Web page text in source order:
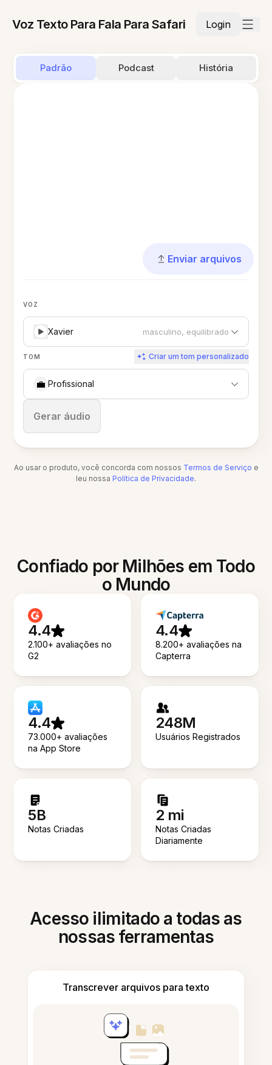
Voz Texto Para Fala Para Safari Login
Padrão Podcast História
Enviar arquivos
VOZ
Xavier masculino, equilibrado
TOM Criar um tom personalizado
💼 Profissional
Gerar áudio
Parar
Ao usar o produto, você concorda com nossos Termos de Serviço e
leu nossa Política de Privacidade.
Confiado por Milhões em Todo
o Mundo
4.4
2.100+ avaliações no
G2
4.4
8.200+ avaliações na
Capterra
4.4
73.000+ avaliações
na App Store
248M
Usuários Registrados
5B
Notas Criadas
2 mi
Notas Criadas
Diariamente
Acesso ilimitado a todas as
nossas ferramentas
Transcrever arquivos para texto